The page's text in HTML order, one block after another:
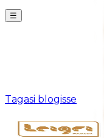
☰
Kahjuks pole sellist
Tagasi blogisse